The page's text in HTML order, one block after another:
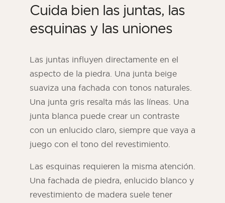
Cuida bien las juntas, las
esquinas y las uniones
Las juntas influyen directamente en el
aspecto de la piedra. Una junta beige
suaviza una fachada con tonos naturales.
Una junta gris resalta más las líneas. Una
junta blanca puede crear un contraste
con un enlucido claro, siempre que vaya a
juego con el tono del revestimiento.
Las esquinas requieren la misma atención.
Una fachada de piedra, enlucido blanco y
revestimiento de madera suele tener